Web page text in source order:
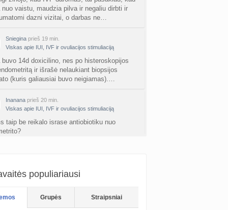
gelio (progesterono) naudojimas
Agne.baronaite prieš 2 d.
dėl pardavėjo „Mantvis“
Soliaris73 prieš 2 d.
TD asistentė prieš 2 d.
hipotirozė ir nėštumas (+3)
Šviesa777 prieš 2 d.
po hemorojaus operacijos
Svaja1234 prieš 3 d.
TD asistentė prieš 3 d.
nuo vaistu, maudzia pilva ir negaliu dirbti ir
dazni vizitai, o darbas ne…
Sniegina prieš 19 min.
Viskas apie IUI, IVF ir ovuliacijos stimuliaciją
buvo 14d doxicilino, nes po histeroskopijos
ir išrašė nelaukiant biopsijos
(kuris galiausiai buvo neigiamas).…
Inanana prieš 20 min.
Viskas apie IUI, IVF ir ovuliacijos stimuliaciją
taip be reikalo israse antiobiotiku nuo
tik vizitams ar ilgesniam laikotarpiui? Kokią
bamba kad reikia laisvų d…
populiariausi
Grupės Straipsniai